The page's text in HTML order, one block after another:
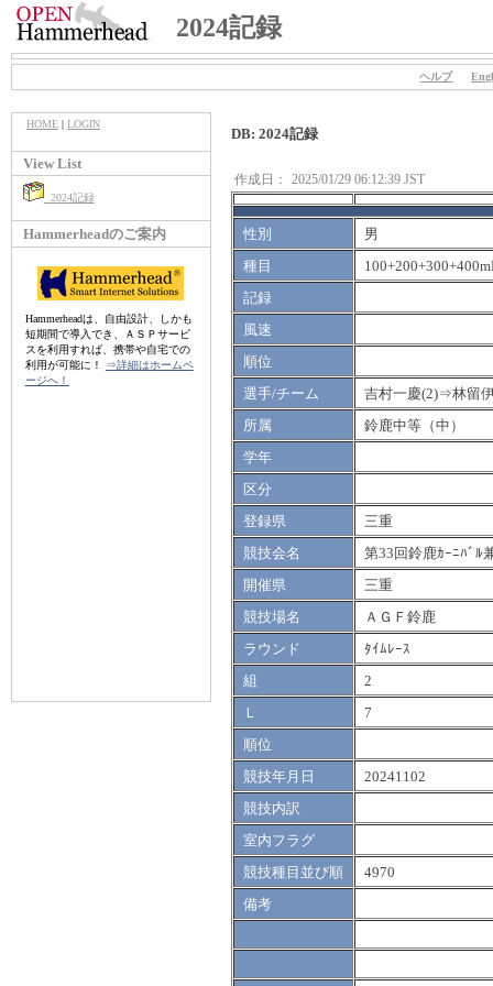
2024記録
ヘルプ
HOME| LOGIN
View List
2024記録
Hammerheadのご案内
Hammerheadは、自由設計、しかも
短期間で導入でき、ＡＳＰサービ
スを利用すれば、携帯や自宅での
利用が可能に！
⇒詳細はホームペ
ージへ！
DB: 2024記録
作成日： 2025/01/29 06:12:39 JST
性別
男
種目
記録
風速
順位
選手/チーム
吉村一慶(2)⇒林留
所属
鈴鹿中等（中）
学年
区分
登録県
三重
競技会名
第33回鈴鹿ｶｰﾆﾊﾞﾙ
開催県
三重
競技場名
ＡＧＦ鈴鹿
ラウンド
ﾀｲﾑﾚｰｽ
組
2
Ｌ
7
順位
競技年月日
20241102
競技内訳
室内フラグ
競技種目並び順
4970
備考